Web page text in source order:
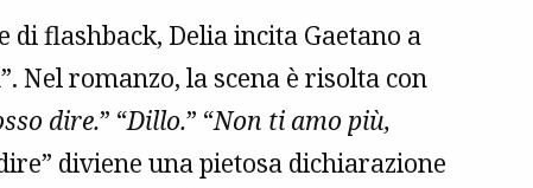
di flashback, Delia incita Gaetano a
Nel romanzo, la scena è risolta con
dire.” “Dillo.” “Non ti amo più,
diviene una pietosa dichiarazione